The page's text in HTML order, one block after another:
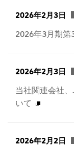
2026年2月3日
2026年3月期
2026年2月3日
当社関連会社
いて
2026年2月2日